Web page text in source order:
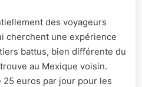
des voyageurs
cherchent une expérience
battus, bien différente du
au Mexique voisin.
25 euros par jour pour les